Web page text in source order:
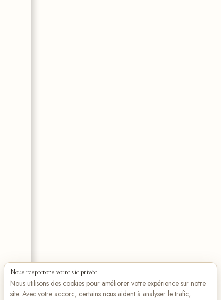
Nous respectons votre vie privée
Nous utilisons des cookies pour améliorer votre expérience sur notre
site. Avec votre accord, certains nous aident à analyser le trafic,